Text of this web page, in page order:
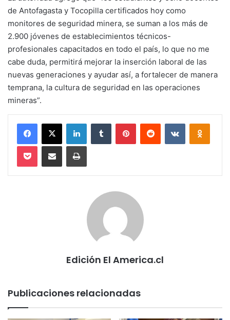
de Antofagasta y Tocopilla certificados hoy como
monitores de seguridad minera, se suman a los más de
2.900 jóvenes de establecimientos técnicos-
profesionales capacitados en todo el país, lo que no me
cabe duda, permitirá mejorar la inserción laboral de las
nuevas generaciones y ayudar así, a fortalecer de manera
temprana, la cultura de seguridad en las operaciones
mineras”.
Facebook
X LinkedInTumblr PinterestReddit VKontakte
Pocket Compartir via email Imprimir
Edición El America.cl
Publicaciones relacionadas